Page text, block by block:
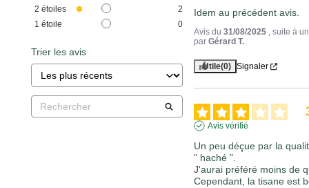
2 étoiles
2
1 étoile 0
Trier les avis
Idem au précédent avis.
Avis du31/08/2025 , suite à
parGérard T.
Utile(0) Signaler
Avis vérifié
Un peu déçue par la
" haché ".
J'aurai préféré moins de
Cependant, la tisane est